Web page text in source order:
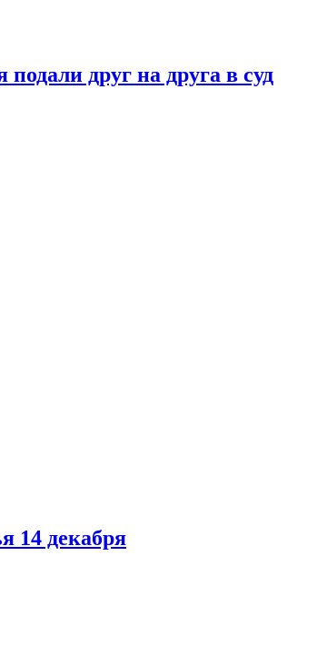
друг на друга в суд
14 декабря